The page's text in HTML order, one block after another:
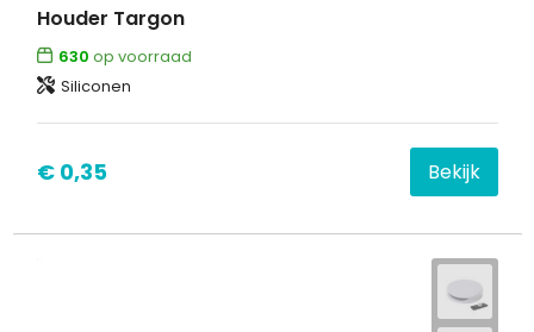
Houder Targon
630 op voorraad
Siliconen
€ 0,35 Bekijk